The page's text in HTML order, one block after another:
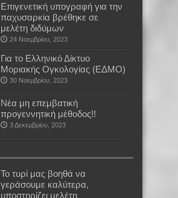
Επιγενετική υπογραφή για την
παχυσαρκία βρέθηκε σε
μελέτη διδύμων
24 Νοεμβρίου, 2023
Για το Ελληνικό Δίκτυο
Μοριακής Ογκολογίας (ΕΔΜΟ)
30 Νοεμβρίου, 2023
Νέα μη επεμβατική
προγεννητική μέθοδος!!
3 Δεκεμβρίου, 2023
Το τυρί μας βοηθά να
γεράσουμε καλύτερα,
υποστηρίζει μελέτη